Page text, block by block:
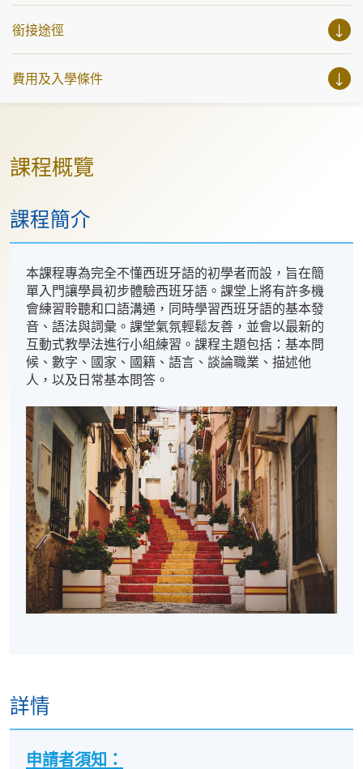
銜接途徑
費用及入學條件
課程概覽
課程簡介
本課程專為完全不懂西班牙語的初學者而設，旨在簡
單入門讓學員初步體驗西班牙語。課堂上將有許多機
會練習聆聽和口語溝通，同時學習西班牙語的基本發
音、語法與詞彙。課堂氣氛輕鬆友善，並會以最新的
互動式教學法進行小組練習。課程主題包括：基本問
候、數字、國家、國籍、語言、談論職業、描述他
人，以及日常基本問答。
詳情
申請者須知：